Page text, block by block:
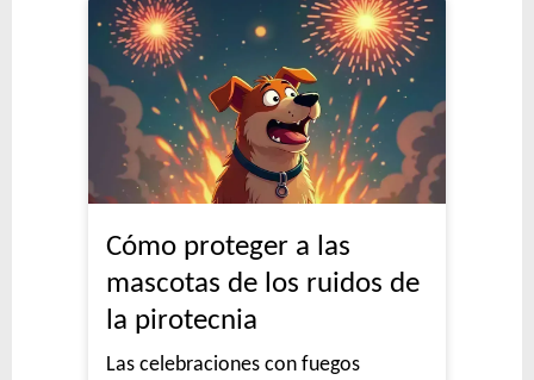
Cómo proteger a las
mascotas de los ruidos de
la pirotecnia
Las celebraciones con fuegos